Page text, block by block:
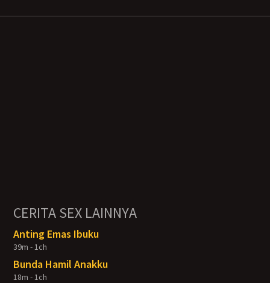
CERITA SEX LAINNYA
Anting Emas Ibuku
39m - 1ch
Bunda Hamil Anakku
18m - 1ch